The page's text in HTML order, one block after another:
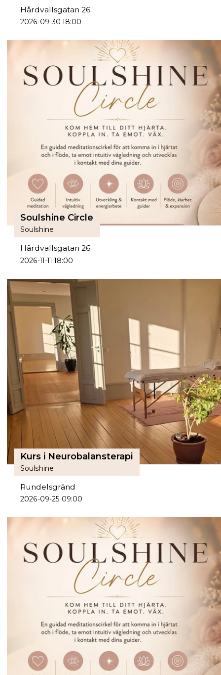
Hårdvallsgatan 26
2026-09-30 18:00
Soulshine Circle
Soulshine
Hårdvallsgatan 26
2026-11-11 18:00
Kurs i Neurobalansterapi
Soulshine
Rundelsgränd
2026-09-25 09:00